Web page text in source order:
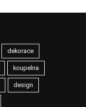
dekorace
koupelna
design